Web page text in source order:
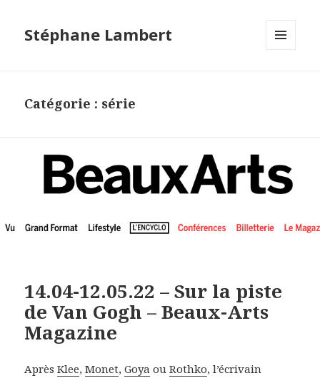
Stéphane Lambert
Catégorie : série
14.04-12.05.22 – Sur la piste
de Van Gogh – Beaux-Arts
Magazine
AprèsKlee,Monet,Goya ouRothko, l’écrivain